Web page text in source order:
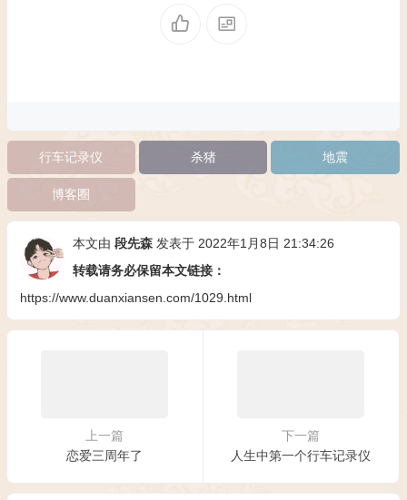
行车记录仪 杀猪 地震
博客圈
本文由 段先森发表于 2022年1月8日 21:34:26
转载请务必保留本文链接：
https://www.duanxiansen.com/1029.html
上一篇
恋爱三周年了
下一篇
人生中第一个行车记录仪